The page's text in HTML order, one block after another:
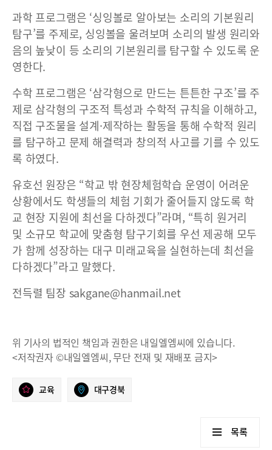
과학 프로그램은 ‘싱잉볼로 알아보는 소리의 기본원리
탐구’를 주제로, 싱잉볼을 울려보며 소리의 발생 원리와
음의 높낮이 등 소리의 기본원리를 탐구할 수 있도록 운
영한다.
수학 프로그램은 ‘삼각형으로 만드는 튼튼한 구조’를 주
제로 삼각형의 구조적 특성과 수학적 규칙을 이해하고,
직접 구조물을 설계·제작하는 활동을 통해 수학적 원리
를 탐구하고 문제 해결력과 창의적 사고를 기를 수 있도
록 하였다.
유호선 원장은 “학교 밖 현장체험학습 운영이 어려운
상황에서도 학생들의 체험 기회가 줄어들지 않도록 학
교 현장 지원에 최선을 다하겠다”라며, “특히 원거리
및 소규모 학교에 맞춤형 탐구기회를 우선 제공해 모두
가 함께 성장하는 대구 미래교육을 실현하는데 최선을
다하겠다”라고 말했다.
전득렬 팀장 sakgane@hanmail.net
위 기사의 법적인 책임과 권한은 내일엘엠씨에 있습니다.
<저작권자 ©내일엘엠씨, 무단 전재 및 재배포 금지>
교육 대구경북
목록